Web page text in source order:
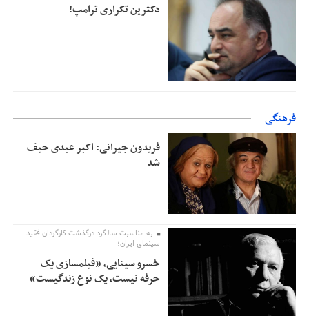
دکترین تکراری ترامپ!
فرهنگی
فریدون جیرانی: اکبر عبدی حیف
شد
به مناسبت سالگرد درگذشت کارگردان فقید
سینمای ایران؛
خسرو سینایی، «فیلمسازی یک
حرفه نیست، یک نوع زندگیست»